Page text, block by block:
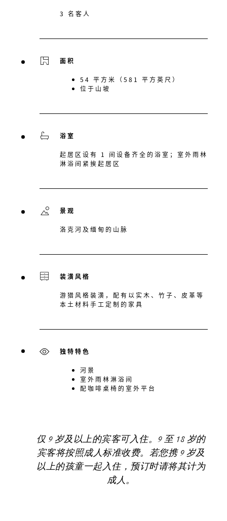
3 名客人
面积
54 平方米（581 平方英尺）
位于山坡
浴室
起居区设有 1 间设备齐全的浴室；室外雨林
淋浴间紧挨起居区
景观
洛克河及缅甸的山脉
装潢风格
游猎风格装潢，配有以实木、竹子、皮革等
本土材料手工定制的家具
独特特色
河景
室外雨林淋浴间
配咖啡桌椅的室外平台
仅 9 岁及以上的宾客可入住。9 至 18 岁的
宾客将按照成人标准收费。若您携 9 岁及
以上的孩童一起入住，预订时请将其计为
成人。